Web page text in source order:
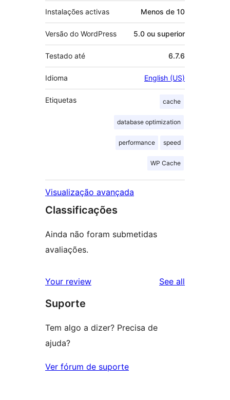
Instalações activas Menos de 10
Versão do WordPress 5.0 ou superior
Testado até 6.7.6
Idioma English (US)
Etiquetas cache
database optimization
performance speed
WP Cache
Visualização avançada
Classificações
Ainda não foram submetidas
avaliações.
Your review See all
Suporte
Tem algo a dizer? Precisa de
ajuda?
Ver fórum de suporte